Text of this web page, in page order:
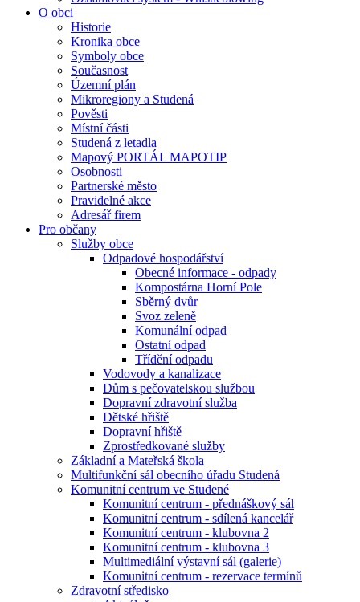
O obci
Historie
Kronika obce
Symboly obce
Současnost
Územní plán
Mikroregiony a Studená
Pověsti
Místní části
Studená z letadla
Mapový PORTÁL MAPOTIP
Osobnosti
Partnerské město
Pravidelné akce
Adresář firem
Pro občany
Služby obce
Odpadové hospodářství
Obecné informace - odpady
Kompostárna Horní Pole
Sběrný dvůr
Svoz zeleně
Komunální odpad
Ostatní odpad
Třídění odpadu
Vodovody a kanalizace
Dům s pečovatelskou službou
Dopravní zdravotní služba
Dětské hřiště
Dopravní hřiště
Zprostředkované služby
Základní a Mateřská škola
Multifunkční sál obecního úřadu Studená
Komunitní centrum ve Studené
Komunitní centrum - přednáškový sál
Komunitní centrum - sdílená kancelář
Komunitní centrum - klubovna 2
Komunitní centrum - klubovna 3
Multimediální výstavní sál (galerie)
Komunitní centrum - rezervace termínů
Zdravotní středisko